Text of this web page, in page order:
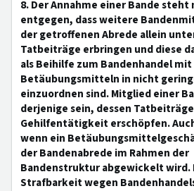
8. Der Annahme einer Bande steht
entgegen, dass weitere
der getroffenen Abrede allein
Tatbeiträge erbringen und diese
als Beihilfe zum Bandenhandel mit
Betäubungsmitteln in nicht
einzuordnen sind. Mitglied einer
derjenige sein, dessen
Gehilfentätigkeit erschöpfen.
wenn ein
der Bandenabrede im Rahmen der
Bandenstruktur abgewickelt wird.
Strafbarkeit wegen